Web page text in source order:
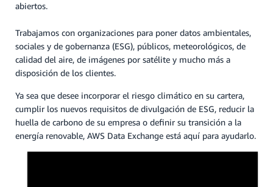
abiertos.
Trabajamos con organizaciones para poner datos ambientales,
sociales y de gobernanza (ESG), públicos, meteorológicos, de
calidad del aire, de imágenes por satélite y mucho más a
disposición de los clientes.
Ya sea que desee incorporar el riesgo climático en su cartera,
cumplir los nuevos requisitos de divulgación de ESG, reducir la
huella de carbono de su empresa o definir su transición a la
energía renovable, AWS Data Exchange está aquí para ayudarlo.